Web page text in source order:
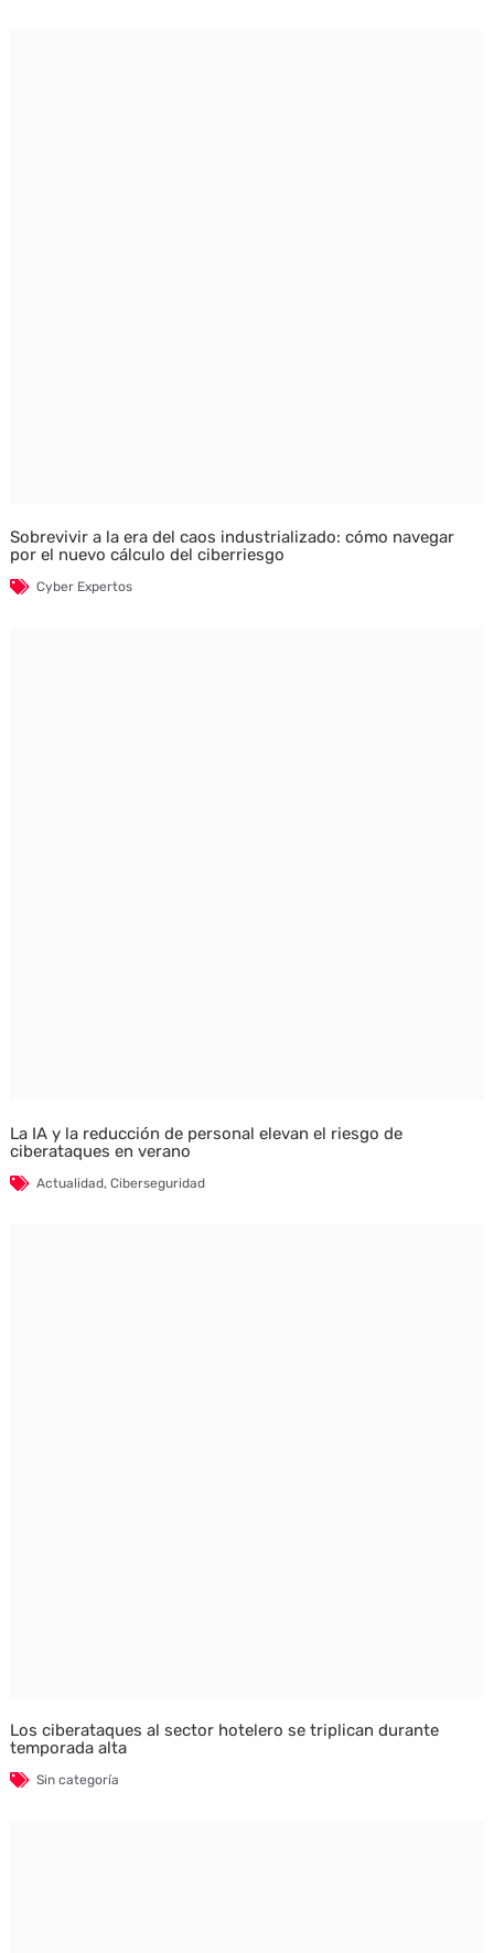
Sobrevivir a la era del caos industrializado: cómo navegar
por el nuevo cálculo del ciberriesgo
Cyber Expertos
La IA y la reducción de personal elevan el riesgo de
ciberataques en verano
Actualidad, Ciberseguridad
Los ciberataques al sector hotelero se triplican durante
temporada alta
Sin categoría